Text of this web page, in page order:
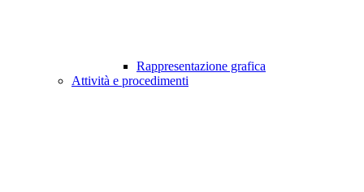
Rappresentazione grafica
Attività e procedimenti